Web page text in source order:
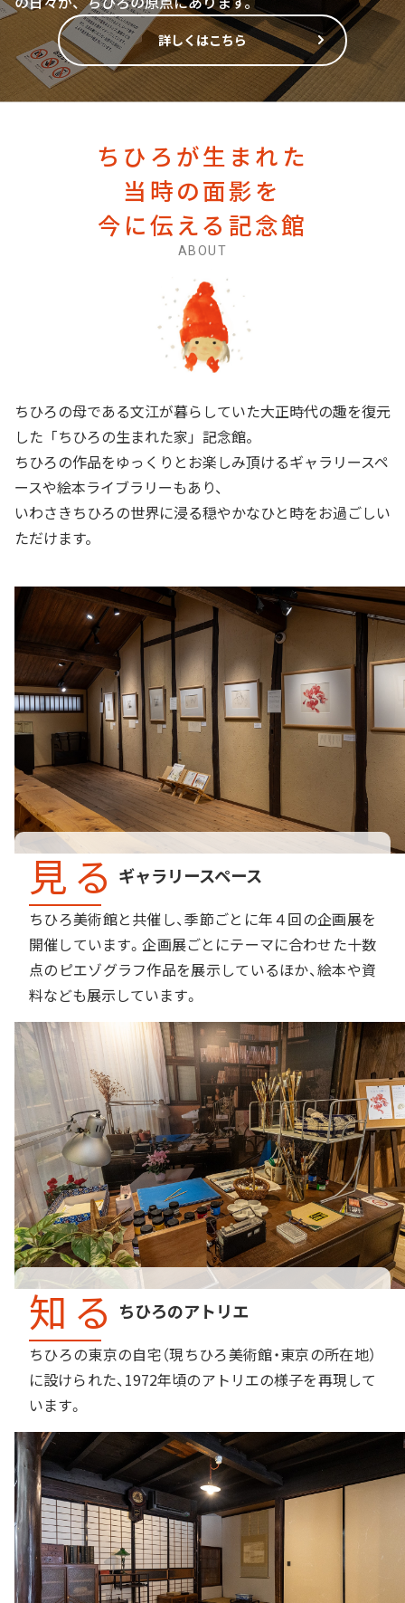
詳しくはこちら
ちひろが生まれた
当時の面影を
今に伝える記念館
ABOUT
ちひろの母である文江が暮らしていた大正時代の趣を復元
した「ちひろの生まれた家」記念館。
ちひろの作品をゆっくりとお楽しみ頂けるギャラリースペ
ースや絵本ライブラリーもあり、
いわさきちひろの世界に浸る穏やかなひと時をお過ごしい
ただけます。
見る ギャラリースペース
ちひろ美術館と共催し、季節ごとに年４回の企画展を
開催しています。企画展ごとにテーマに合わせた十数
点のピエゾグラフ作品を展示しているほか、絵本や資
料なども展示しています。
知る ちひろのアトリエ
ちひろの東京の自宅（現ちひろ美術館・東京の所在地）
に設けられた、1972年頃のアトリエの様子を再現して
います。